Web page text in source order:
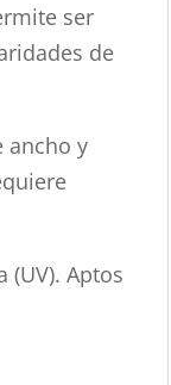
ser
de
ancho y
Aptos